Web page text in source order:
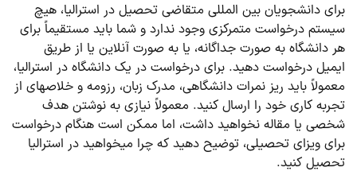
برای دانشجویان بین المللی متقاضی تحصیل در استرالیا، هیچ
سیستم درخواست متمرکزی وجود ندارد و شما باید مستقیماً برای
هر دانشگاه به صورت جداگانه، یا به صورت آنلاین یا از طریق
ایمیل درخواست دهید. برای درخواست در یک دانشگاه در استرالیا،
معمولاً باید ریز نمرات دانشگاهی، مدرک زبان، رزومه و خلاصه­ای از
تجربه کاری خود را ارسال کنید. معمولاً نیازی به نوشتن هدف
شخصی یا مقاله نخواهید داشت، اما ممکن است هنگام درخواست
برای ویزای تحصیلی، توضیح دهید که چرا می­خواهید در استرالیا
تحصیل کنید.